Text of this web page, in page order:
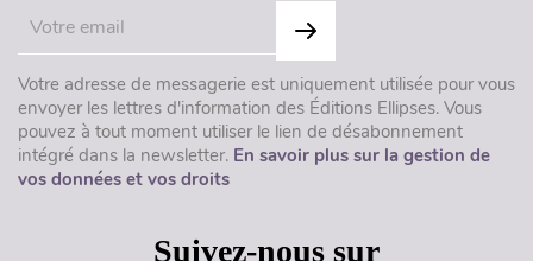
Votre adresse de messagerie est uniquement utilisée pour vous
envoyer les lettres d'information des Éditions Ellipses. Vous
pouvez à tout moment utiliser le lien de désabonnement
intégré dans la newsletter. En savoir plus sur la gestion de
vos données et vos droits
Suivez-nous sur